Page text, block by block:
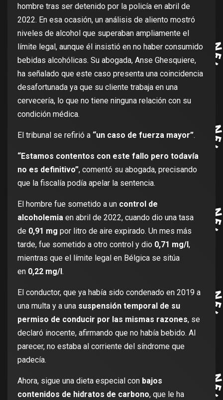
hombre tras ser detenido por la policía en abril de
2022. En esa ocasión, un análisis de aliento mostró
niveles de alcohol que superaban ampliamente el
límite legal, aunque él insistió en no haber consumido
bebidas alcohólicas. Su abogada, Anse Ghesquiere,
ha señalado que este caso presenta una coincidencia
desafortunada ya que su cliente trabaja en una
cervecería, lo que no tiene ninguna relación con su
condición médica.
El tribunal se refirió a “un caso de fuerza mayor”.
“Estamos contentos con este fallo pero todavía
no es definitivo”, comentó su abogada, precisando
que la fiscalía podía apelar la sentencia.
El hombre fue sometido a un control de
alcoholemia en abril de 2022, cuando dio una tasa
de 0,91 mg por litro de aire expirado. Un mes más
tarde, fue sometido a otro control y dio 0,71 mg/l,
mientras que el límite legal en Bélgica se sitúa
en 0,22 mg/l.
El conductor, que ya había sido condenado en 2019 a
una multa y a una suspensión temporal de su
permiso de conducir por las mismas razones, se
declaró inocente, afirmando que no había bebido. Al
parecer, no estaba al corriente del síndrome que
padecía.
Ahora, sigue una dieta especial con bajos
contenidos de hidratos de carbono, que le ha